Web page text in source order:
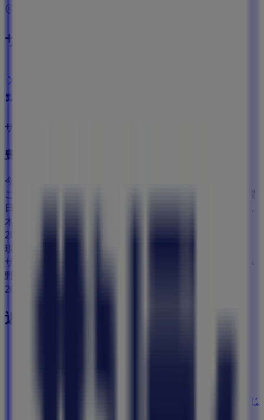
サンディのふじみ野市チラシ
サンディ
豊富なオファーの選択
今日で期限切れ
このサンディの店舗の営業時間は日曜日 09:00 - 20:00, 月曜
日 09:00 - 20:00, 火曜日 09:00 - 20:00, 水曜日 09:00 - 20:00,
木曜日 09:00 - 20:00, 金曜日 09:00 - 20:00, 土曜日 09:00 -
20:00です。
現在、このサンディの店舗には1件のカタログがあります。
サンディの最新カタログを閲覧しましょう で 埼玉県ふじみ
野市鶴ヶ岡3-1-35 豊富なオファーの選択 2026/8/4日から
2026/8/7日まで有効 今すぐ節約を始められます。
近くのお店
埼玉県ふじみ野市上福岡１－１０－６ 原田ビル, ふじ